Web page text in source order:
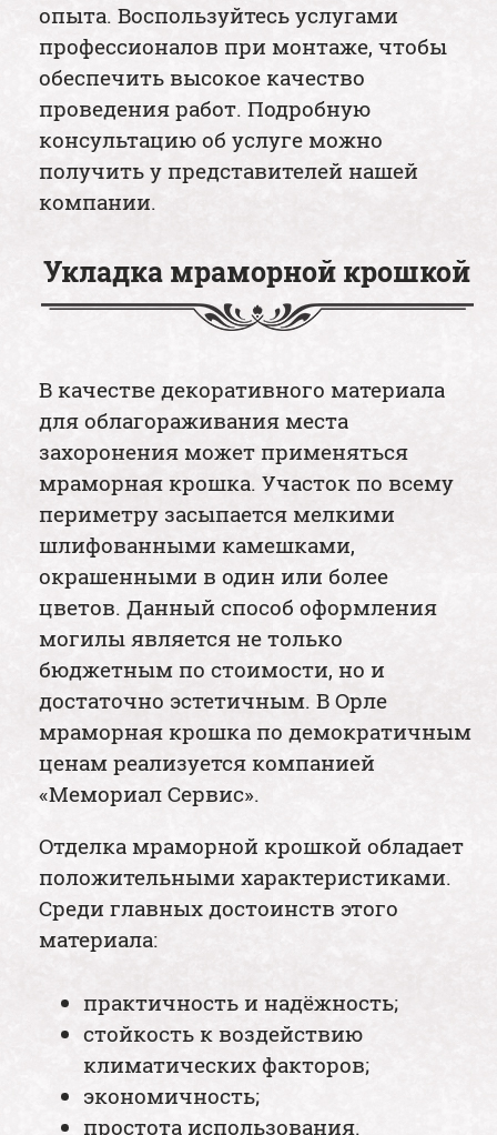
опыта. Воспользуйтесь услугами
профессионалов при монтаже, чтобы
обеспечить высокое качество
проведения работ. Подробную
консультацию об услуге можно
получить у представителей нашей
компании.
Укладка мраморной крошкой
В качестве декоративного материала
для облагораживания места
захоронения может применяться
мраморная крошка. Участок по всему
периметру засыпается мелкими
шлифованными камешками,
окрашенными в один или более
цветов. Данный способ оформления
могилы является не только
бюджетным по стоимости, но и
достаточно эстетичным. В Орле
мраморная крошка по демократичным
ценам реализуется компанией
«Мемориал Сервис».
Отделка мраморной крошкой обладает
положительными характеристиками.
Среди главных достоинств этого
материала:
практичность и надёжность;
стойкость к воздействию
климатических факторов;
экономичность;
простота использования.